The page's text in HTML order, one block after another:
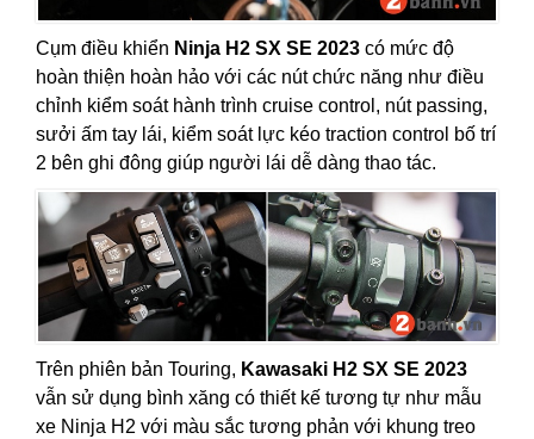
Cụm điều khiển Ninja H2 SX SE 2023 có mức độ
hoàn thiện hoàn hảo với các nút chức năng như điều
chỉnh kiểm soát hành trình cruise control, nút passing,
sưởi ấm tay lái, kiểm soát lực kéo traction control bố trí
2 bên ghi đông giúp người lái dễ dàng thao tác.
Trên phiên bản Touring, Kawasaki H2 SX SE 2023
vẫn sử dụng bình xăng có thiết kế tương tự như mẫu
xe Ninja H2 với màu sắc tương phản với khung treo